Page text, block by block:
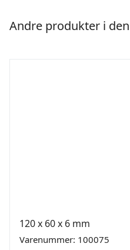
Andre produkter i
120 x 60 x 6 mm
Varenummer: 100075